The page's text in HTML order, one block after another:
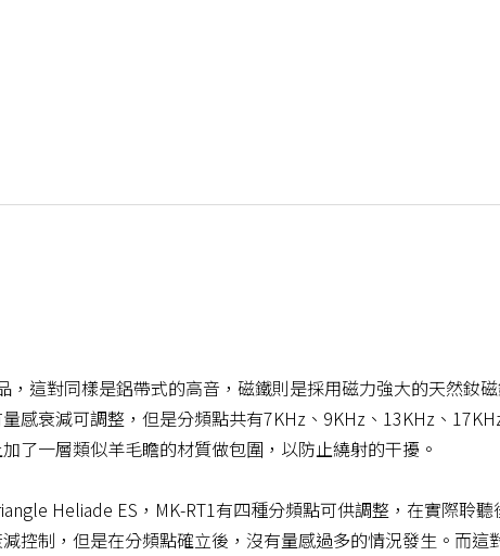
，這對同樣是鋁帶式的高音，磁鐵則是採用磁力強大的天然釹
感衰減可調整，但是分頻點共有7KHz、9KHz、13KHz、
了一層類似羊毛瞻的材質做包圍，以防止繞射的干擾。
Heliade ES，MK-RT1有四種分頻點可供調整，在實際聆
控制，但是在分頻點確立後，沒有量感過多的情況發生。而